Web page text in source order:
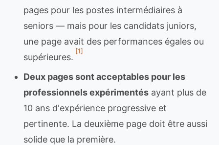
pages pour les postes intermédiaires à
seniors — mais pour les candidats juniors,
une page avait des performances égales ou
supérieures.
[1]
Deux pages sont acceptables pour les
professionnels expérimentés ayant plus de
10 ans d'expérience progressive et
pertinente. La deuxième page doit être aussi
solide que la première.